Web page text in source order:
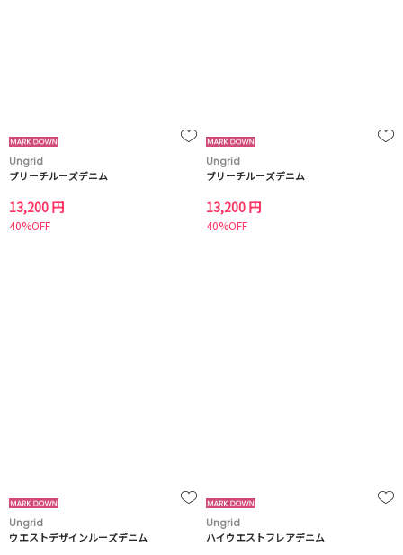
Ungrid
ブリーチルーズデニム
13,200 円
40%OFF
Ungrid
ブリーチルーズデニム
13,200 円
40%OFF
Ungrid
ウエストデザインルーズデニム
Ungrid
ハイウエストフレアデニム